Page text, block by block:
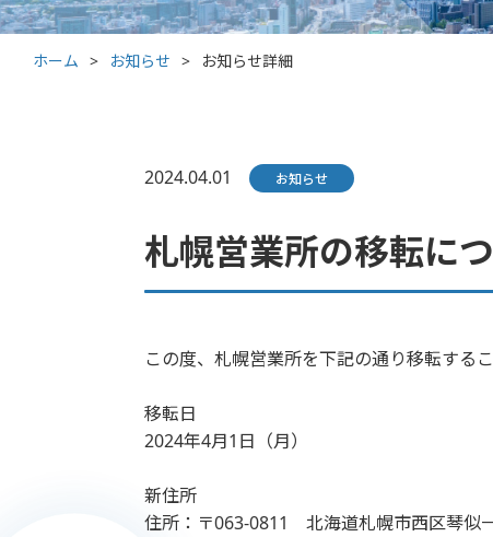
ホーム > お知らせ > お知らせ詳細
2024.04.01 お知らせ
札幌営業所の移転に
この度、札幌営業所を下記の通り移転する
移転日
2024年4月1日（月）
新住所
住所：〒063-0811 北海道札幌市西区琴似